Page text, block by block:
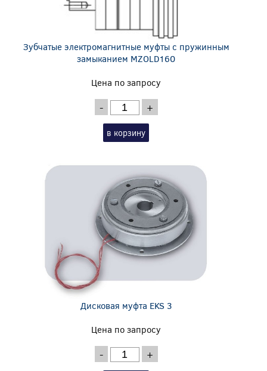
Зубчатые электромагнитные муфты с пружинным
замыканием MZOLD160
Цена по запросу
- +
в корзину
Дисковая муфта EKS 3
Цена по запросу
- +